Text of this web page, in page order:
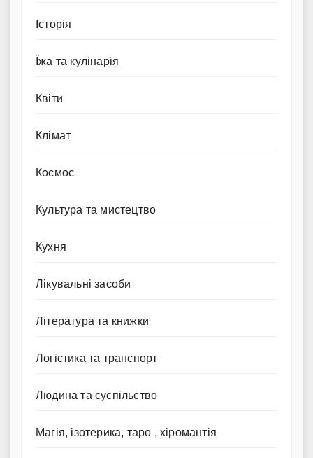
Історія
Їжа та кулінарія
Квіти
Клімат
Космос
Культура та мистецтво
Кухня
Лікувальні засоби
Література та книжки
Логістика та транспорт
Людина та суспільство
Магія, ізотерика, таро , хіромантія